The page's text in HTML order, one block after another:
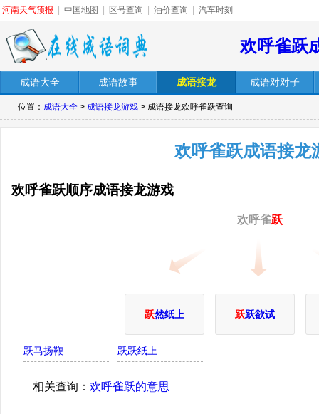
河南天气预报 中国地图 区号查询 油价查询 汽车时刻
欢呼雀跃
成语大全 成语故事 成语接龙 成语对对子
位置： 成语大全 > 成语接龙游戏 > 成语接龙欢呼雀跃查询
欢呼雀跃成语接龙
欢呼雀跃顺序成语接龙游戏
欢呼雀跃
跃然纸上 跃跃欲试
跃马扬鞭 跃跃纸上
相关查询： 欢呼雀跃的意思